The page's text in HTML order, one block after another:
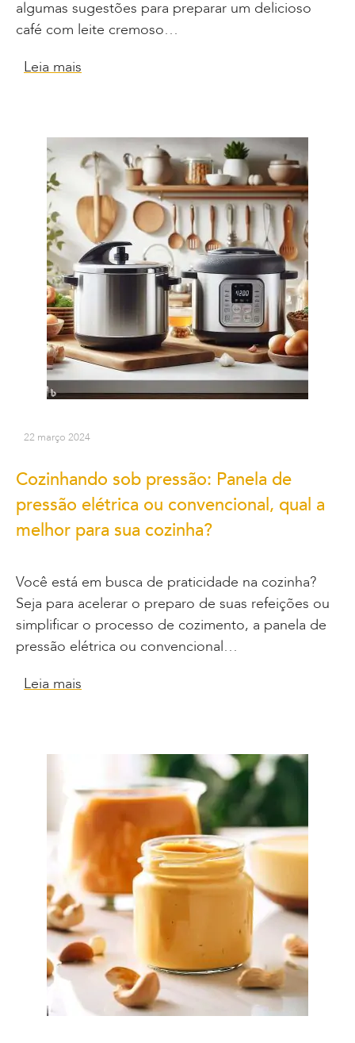
algumas sugestões para preparar um delicioso
café com leite cremoso…
Leia mais
22 março 2024
Cozinhando sob pressão: Panela de
pressão elétrica ou convencional, qual a
melhor para sua cozinha?
Você está em busca de praticidade na cozinha?
Seja para acelerar o preparo de suas refeições ou
simplificar o processo de cozimento, a panela de
pressão elétrica ou convencional…
Leia mais